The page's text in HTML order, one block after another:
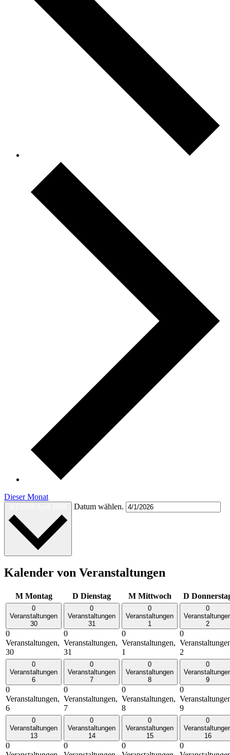
Dieser Monat
Datum wählen.
Kalender von Veranstaltungen
M Montag D Dienstag M Mittwoch D
0
Veranstaltungen
30
0
Veranstaltungen,
30
0
Veranstaltungen
31
0
Veranstaltungen,
31
0
Veranstaltungen
1
0
Veranstaltungen,
1
0
2
0
2
0
Veranstaltungen
6
0
Veranstaltungen,
6
0
Veranstaltungen
7
0
Veranstaltungen,
7
0
Veranstaltungen
8
0
Veranstaltungen,
8
0
9
0
9
0
Veranstaltungen
13
0
0
Veranstaltungen
14
0
0
Veranstaltungen
15
0
0
16
0